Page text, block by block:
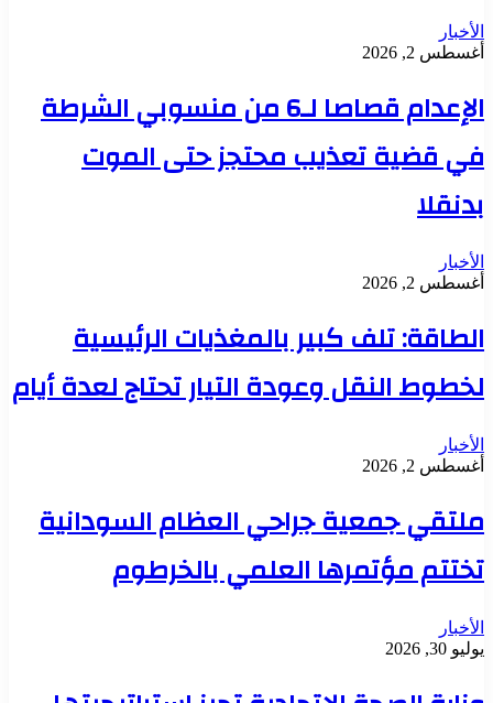
الأخبار
أغسطس 2, 2026
الإعدام قصاصا لـ6 من منسوبي الشرطة
في قضية تعذيب محتجز حتى الموت
بدنقلا
الأخبار
أغسطس 2, 2026
الطاقة: تلف كبير بالمغذيات الرئيسية
لخطوط النقل وعودة التيار تحتاج لعدة أيام
الأخبار
أغسطس 2, 2026
ملتقي جمعية جراحي العظام السودانية
تختتم مؤتمرها العلمي بالخرطوم
الأخبار
يوليو 30, 2026